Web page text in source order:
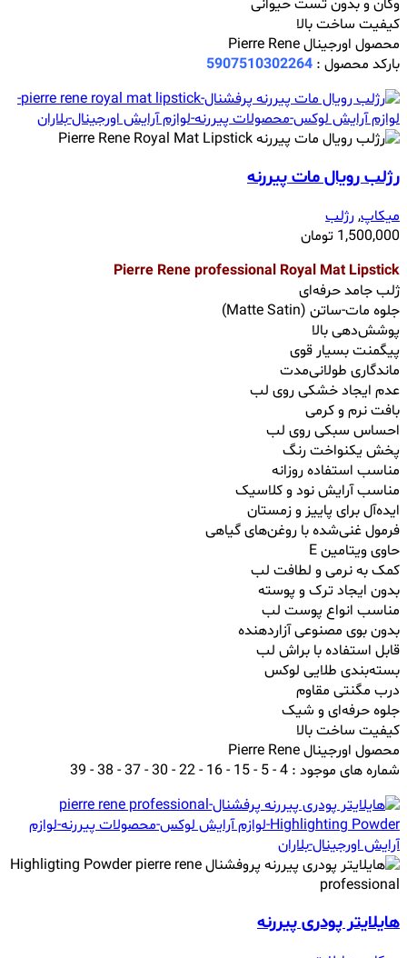
وگان و بدون تست حیوانی
کیفیت ساخت بالا
محصول اورجینال Pierre Rene
بارکد محصول : 5907510302264
رژلب رویال مات پیررنه
میکاپ,رژلب
1,500,000 تومان
Pierre Rene professional Royal Mat Lipstick
ژلب جامد حرفه‌ای
جلوه مات-ساتن (Matte Satin)
پوشش‌دهی بالا
پیگمنت بسیار قوی
ماندگاری طولانی‌مدت
عدم ایجاد خشکی روی لب
بافت نرم و کرمی
احساس سبکی روی لب
پخش یکنواخت رنگ
مناسب استفاده روزانه
مناسب آرایش نود و کلاسیک
ایده‌آل برای پاییز و زمستان
فرمول غنی‌شده با روغن‌های گیاهی
حاوی ویتامین E
کمک به نرمی و لطافت لب
بدون ایجاد ترک و پوسته
مناسب انواع پوست لب
بدون بوی مصنوعی آزاردهنده
قابل استفاده با براش لب
بسته‌بندی طلایی لوکس
درب مگنتی مقاوم
جلوه حرفه‌ای و شیک
کیفیت ساخت بالا
محصول اورجینال Pierre Rene
شماره های موجود : 4 - 5 - 15 - 16 - 22 - 30 - 37 - 38 - 39
هایلایتر پودری پیررنه